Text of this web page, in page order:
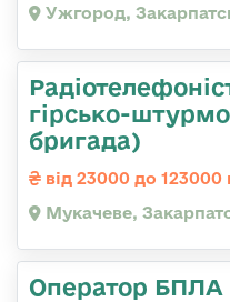
Ужгород,
гірсько-
бригада)
від 23000 до 123000
Мукачеве,
Оператор